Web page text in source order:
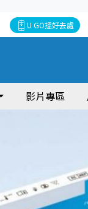
U GO搵好去處
影片專區